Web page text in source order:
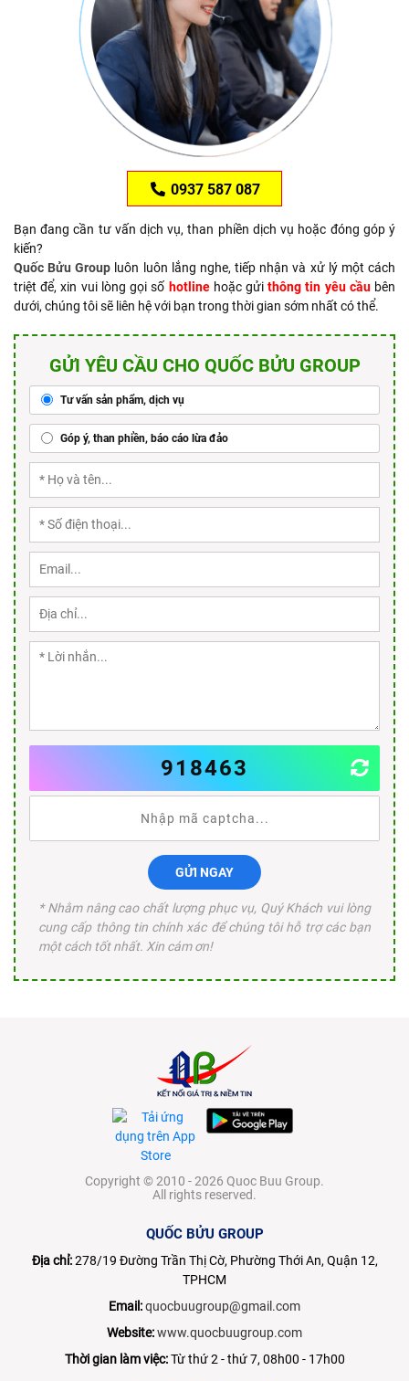
0937 587 087
Bạn đang cần tư vấn dịch vụ, than phiền dịch vụ hoặc đóng góp ý
kiến?
Quốc Bửu Group luôn luôn lắng nghe, tiếp nhận và xử lý một cách
triệt để, xin vui lòng gọi số hotlinehoặc gửithông tin yêu cầubên
dưới, chúng tôi sẽ liên hệ với bạn trong thời gian sớm nhất có thể.
GỬI YÊU CẦU CHO QUỐC BỬU GROUP
Tư vấn sản phẩm, dịch vụ
Góp ý, than phiền, báo cáo lừa đảo
918463
GỬI NGAY
* Nhằm nâng cao chất lượng phục vụ, Quý Khách vui lòng
cung cấp thông tin chính xác để chúng tôi hỗ trợ các bạn
một cách tốt nhất. Xin cám ơn!
Copyright © 2010 - 2026 Quoc Buu Group.
All rights reserved.
QUỐC BỬU GROUP
Địa chỉ:278/19 Đường Trần Thị Cờ, Phường Thới An, Quận 12,
TPHCM
Email:quocbuugroup@gmail.com
Website:www.quocbuugroup.com
Thời gian làm việc:Từ thứ 2 - thứ 7, 08h00 - 17h00